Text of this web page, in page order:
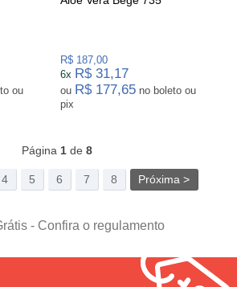
R$ 187,00
6x R$ 31,17
ou R$ 177,65 no boleto ou
pix
Página 1de 8
4 5 6 7 8 Próxima >